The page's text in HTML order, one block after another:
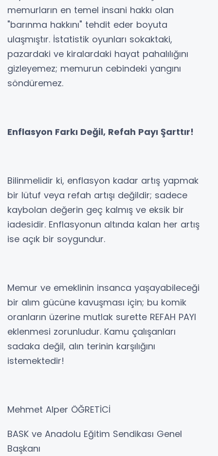
memurların en temel insani hakkı olan
"barınma hakkını" tehdit eder boyuta
ulaşmıştır. İstatistik oyunları sokaktaki,
pazardaki ve kiralardaki hayat pahalılığını
gizleyemez; memurun cebindeki yangını
söndüremez.
Enflasyon Farkı Değil, Refah Payı Şarttır!
Bilinmelidir ki, enflasyon kadar artış yapmak
bir lütuf veya refah artışı değildir; sadece
kaybolan değerin geç kalmış ve eksik bir
iadesidir. Enflasyonun altında kalan her artış
ise açık bir soygundur.
Memur ve emeklinin insanca yaşayabileceği
bir alım gücüne kavuşması için; bu komik
oranların üzerine mutlak surette REFAH PAYI
eklenmesi zorunludur. Kamu çalışanları
sadaka değil, alın terinin karşılığını
istemektedir!
Mehmet Alper ÖĞRETİCİ
BASK ve Anadolu Eğitim Sendikası Genel
Başkanı